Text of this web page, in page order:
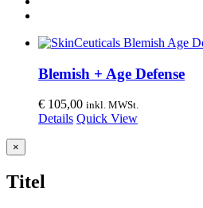
Blemish + Age Defense
€ 105,00 inkl. MWSt.
Details Quick View
Close
product
view
×
Titel